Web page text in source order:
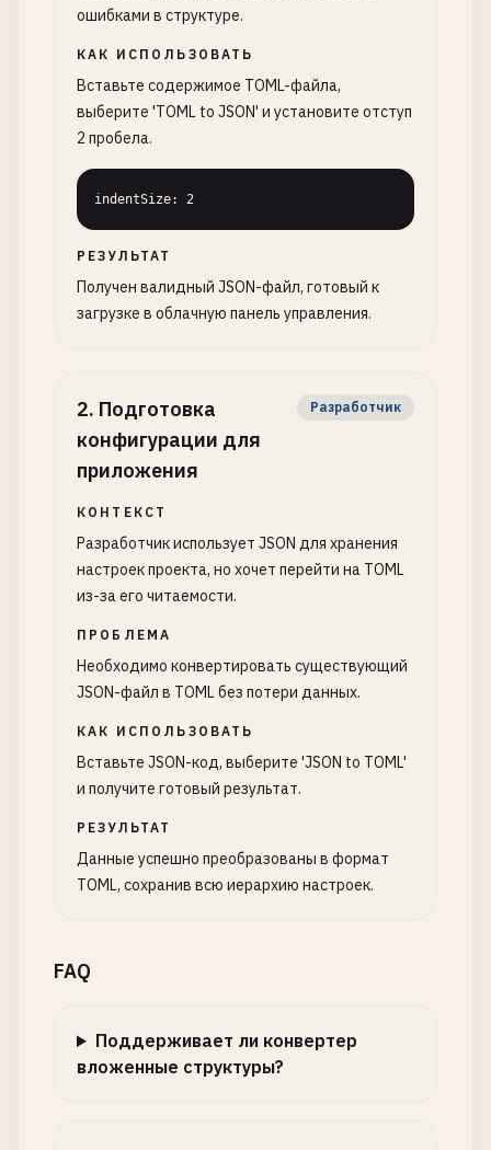
ошибками в структуре.
КАК ИСПОЛЬЗОВАТЬ
Вставьте содержимое TOML-файла,
выберите 'TOML to JSON' и установите отступ
2 пробела.
indentSize: 2
РЕЗУЛЬТАТ
Получен валидный JSON-файл, готовый к
загрузке в облачную панель управления.
2. Подготовка
конфигурации для
приложения
Разработчик
КОНТЕКСТ
Разработчик использует JSON для хранения
настроек проекта, но хочет перейти на TOML
из-за его читаемости.
ПРОБЛЕМА
Необходимо конвертировать существующий
JSON-файл в TOML без потери данных.
КАК ИСПОЛЬЗОВАТЬ
Вставьте JSON-код, выберите 'JSON to TOML'
и получите готовый результат.
РЕЗУЛЬТАТ
Данные успешно преобразованы в формат
TOML, сохранив всю иерархию настроек.
FAQ
Поддерживает ли конвертер
вложенные структуры?